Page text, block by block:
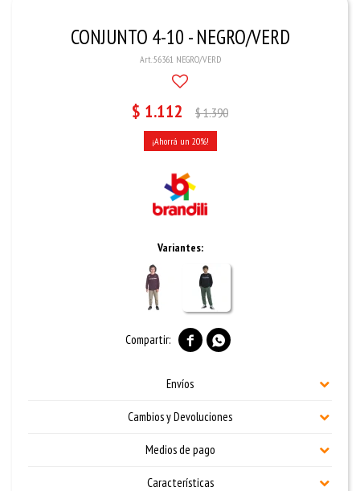
CONJUNTO 4-10 - NEGRO/VERD
56361 NEGRO/VERD
$ 1.112 $1.390
20
Variantes:
 
Envíos
Cambios y Devoluciones
Medios de pago
Características